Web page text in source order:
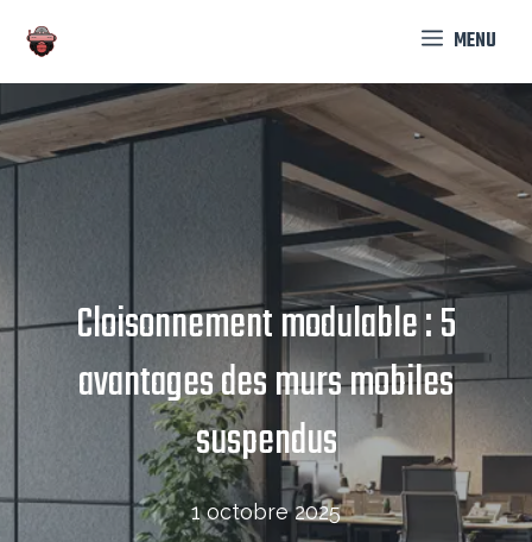
contenu
MENU
Cloisonnement modulable : 5
avantages des murs mobiles
suspendus
1 octobre 2025